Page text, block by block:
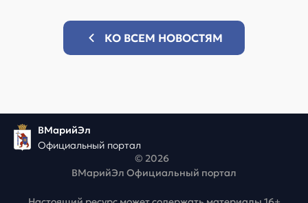
КО ВСЕМ НОВОСТЯМ
ВМарийЭл
Официальный портал
© 2026
ВМарийЭл Официальный портал